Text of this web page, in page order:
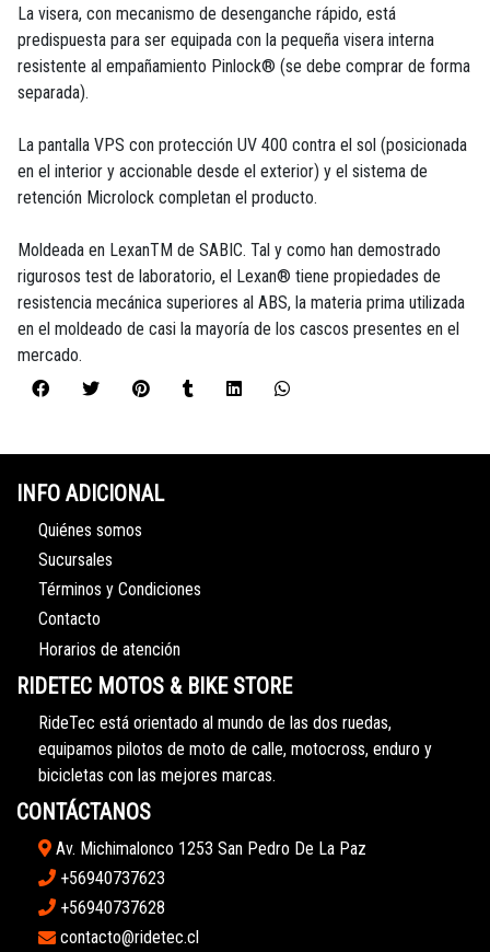
La visera, con mecanismo de desenganche rápido, está
predispuesta para ser equipada con la pequeña visera interna
resistente al empañamiento Pinlock® (se debe comprar de forma
separada).
La pantalla VPS con protección UV 400 contra el sol (posicionada
en el interior y accionable desde el exterior) y el sistema de
retención Microlock completan el producto.
Moldeada en LexanTM de SABIC. Tal y como han demostrado
rigurosos test de laboratorio, el Lexan® tiene propiedades de
resistencia mecánica superiores al ABS, la materia prima utilizada
en el moldeado de casi la mayoría de los cascos presentes en el
mercado.
INFO ADICIONAL
Quiénes somos
Sucursales
Términos y Condiciones
Contacto
Horarios de atención
RIDETEC MOTOS & BIKE STORE
RideTec está orientado al mundo de las dos ruedas,
equipamos pilotos de moto de calle, motocross, enduro y
bicicletas con las mejores marcas.
CONTÁCTANOS
Av. Michimalonco 1253 San Pedro De La Paz
+56940737623
+56940737628
contacto@ridetec.cl